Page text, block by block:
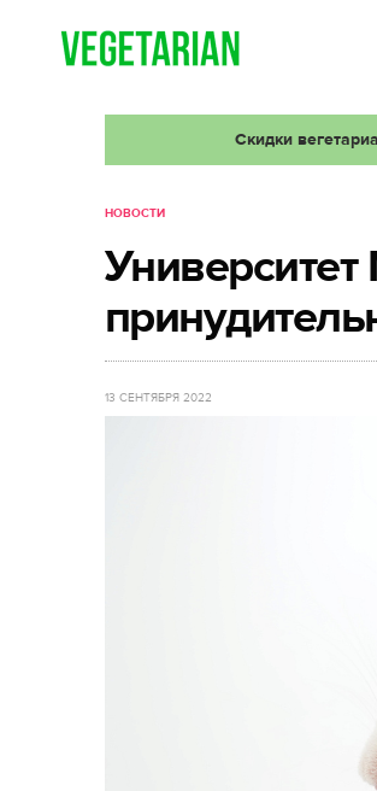
Скидки
НОВОСТИ
Университет
13 СЕНТЯБРЯ 2022